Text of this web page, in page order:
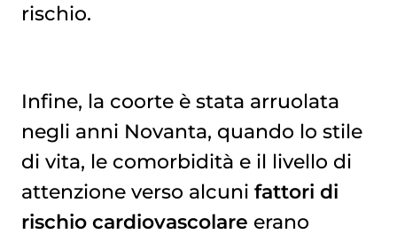
rischio.
Infine, la coorte è stata arruolata
negli anni Novanta, quando lo stile
di vita, le comorbidità e il livello di
attenzione verso alcuni fattori di
rischio cardiovascolare erano